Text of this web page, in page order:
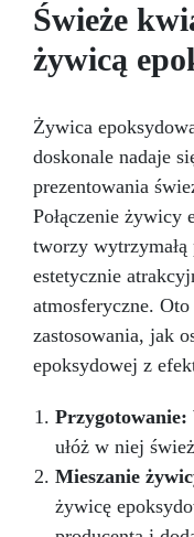
Świeże
żywicą
Żywica
doskonale nadaje
prezentowania
Połączenie żywicy
tworzy
estetycznie
atmosferyczne.
zastosowania, jak
epoksydowej z
Przygotowanie:
ułóż w niej
Mieszanie
żywicę